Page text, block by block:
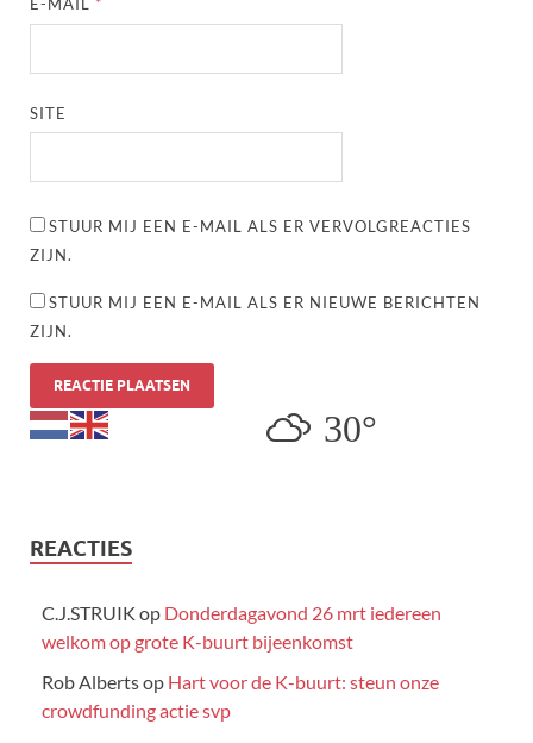
E-MAIL *
SITE
STUUR MIJ EEN E-MAIL ALS ER VERVOLGREACTIES
ZIJN.
STUUR MIJ EEN E-MAIL ALS ER NIEUWE BERICHTEN
ZIJN.
30°
REACTIES
C.J.STRUIK op Donderdagavond 26 mrt iedereen
welkom op grote K-buurt bijeenkomst
Rob Albertsop Hart voor de K-buurt: steun onze
crowdfunding actie svp